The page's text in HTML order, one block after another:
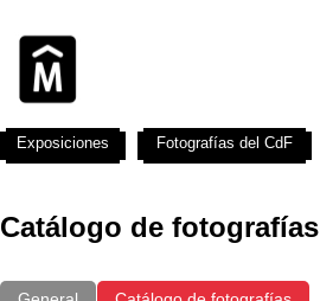
Catálogo de fotografías
Exposiciones Fotografías del CdF